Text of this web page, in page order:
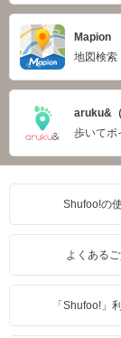
Mapion
地図検索
aruku&（
歩いてポ
Shufoo!の
よくある
「Shufoo!」